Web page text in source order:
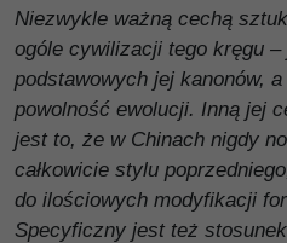
Niezwykle ważną cechą
ogóle cywilizacji tego kręgu –
podstawowych jej kanonów,
powolność ewolucji. Inną jej
jest to, że w Chinach nigdy
całkowicie stylu
do ilościowych modyfikacji
Specyficzny jest też